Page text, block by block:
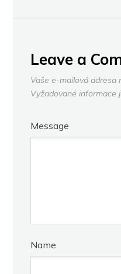
Leave a
Vaše e-mailová adresa
Vyžadované informace
Message
Name